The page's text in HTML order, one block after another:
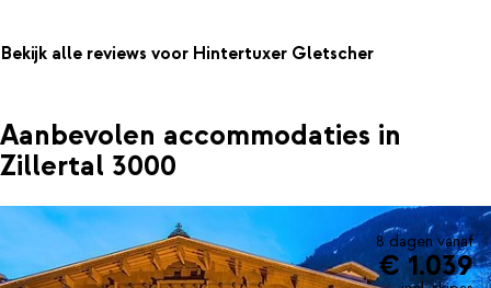
Bekijk alle reviews voor Hintertuxer Gletscher
Aanbevolen accommodaties in
Zillertal 3000
8 dagen vanaf
€ 1.039